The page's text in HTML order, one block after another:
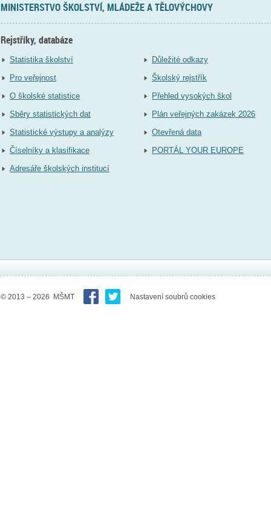
MINISTERSTVO ŠKOLSTVÍ, MLÁDEŽE A TĚLOVÝCHOVY
Rejstříky, databáze
Statistika školství
Pro veřejnost
O školské statistice
Sběry statistických dat
Statistické výstupy a analýzy
Číselníky a klasifikace
Adresáře školských institucí
Důležité odkazy
Školský rejstřík
Přehled vysokých škol
Plán veřejných zakázek 2026
Otevřená data
PORTÁL YOUR EUROPE
© 2013 – 2026 MŠMT Nastavení soubrů cookies